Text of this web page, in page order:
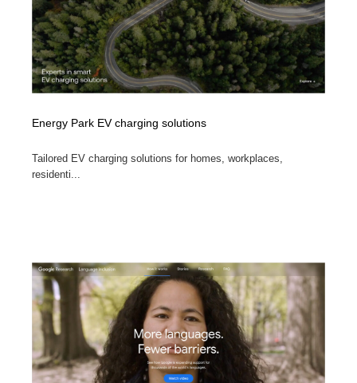
Energy Park EV charging solutions
Tailored EV charging solutions for homes, workplaces,
residenti...